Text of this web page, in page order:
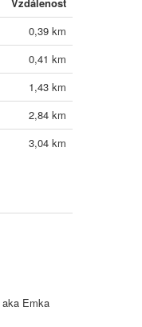
0,39 km
0,41 km
1,43 km
2,84 km
3,04 km
aka Emka